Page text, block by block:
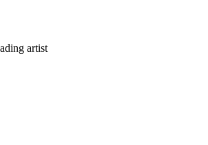
artist